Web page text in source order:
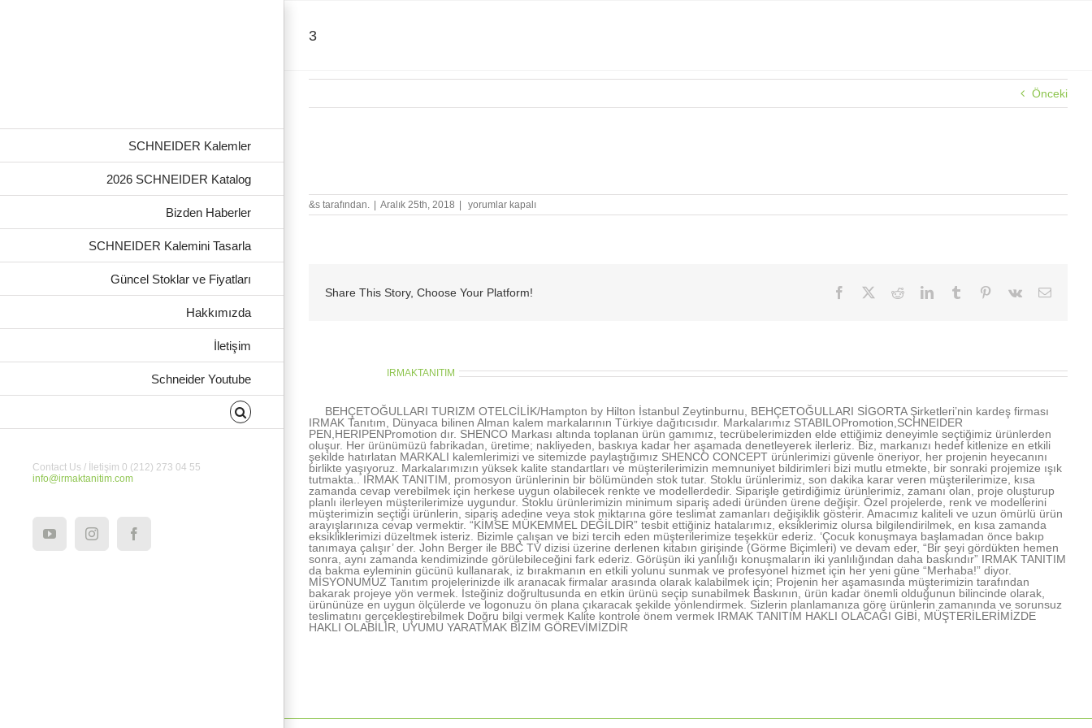
SCHNEIDER Kalemler
2026 SCHNEIDER Katalog
Bizden Haberler
SCHNEIDER Kalemini Tasarla
Güncel Stoklar ve Fiyatları
Hakkımızda
İletişim
Schneider Youtube
Contact Us / İletişim 0 (212) 273 04 55
info@irmaktanitim.com
YouTubeInstagramFacebook
3
Önceki
&s tarafından. Aralık 25th, 2018
3
için
yorumlar kapalı
Share This Story, Choose Your Platform! Facebook RedditLinkedInTumblr Pinterest
Vk
E-
IRMAKTANITIM
BEHÇETOĞULLARI TURIZM OTELCİLİK/Hampton by Hilton İstanbul Zeytinburnu, BEHÇETOĞULLARI SİGORTA Şirketleri’nin kardeş firması
IRMAK Tanıtım, Dünyaca bilinen Alman kalem markalarının Türkiye dağıtıcısıdır. Markalarımız STABILOPromotion,SCHNEIDER
PEN,HERIPENPromotion dır. SHENCO Markası altında toplanan ürün gamımız, tecrübelerimizden elde ettiğimiz deneyimle seçtiğimiz ürünlerden
oluşur. Her ürünümüzü fabrikadan, üretime; nakliyeden, baskıya kadar her aşamada denetleyerek ilerleriz. Biz, markanızı hedef kitlenize en etkili
şekilde hatırlatan MARKALI kalemlerimizi ve sitemizde paylaştığımız SHENCO CONCEPT ürünlerimizi güvenle öneriyor, her projenin heyecanını
birlikte yaşıyoruz. Markalarımızın yüksek kalite standartları ve müşterilerimizin memnuniyet bildirimleri bizi mutlu etmekte, bir sonraki projemize ışık
tutmakta.. IRMAK TANITIM, promosyon ürünlerinin bir bölümünden stok tutar. Stoklu ürünlerimiz, son dakika karar veren müşterilerimize, kısa
zamanda cevap verebilmek için herkese uygun olabilecek renkte ve modellerdedir. Siparişle getirdiğimiz ürünlerimiz, zamanı olan, proje oluşturup
planlı ilerleyen müşterilerimize uygundur. Stoklu ürünlerimizin minimum sipariş adedi üründen ürene değişir. Özel projelerde, renk ve modellerini
müşterimizin seçtiği ürünlerin, sipariş adedine veya stok miktarına göre teslimat zamanları değişiklik gösterir. Amacımız kaliteli ve uzun ömürlü ürün
arayışlarınıza cevap vermektir. “KİMSE MÜKEMMEL DEĞİLDİR” tesbit ettiğiniz hatalarımız, eksiklerimiz olursa bilgilendirilmek, en kısa zamanda
eksikliklerimizi düzeltmek isteriz. Bizimle çalışan ve bizi tercih eden müşterilerimize teşekkür ederiz. ‘Çocuk konuşmaya başlamadan önce bakıp
tanımaya çalışır’ der. John Berger ile BBC TV dizisi üzerine derlenen kitabın girişinde (Görme Biçimleri) ve devam eder, “Bir şeyi gördükten hemen
sonra, aynı zamanda kendimizinde görülebileceğini fark ederiz. Görüşün iki yanlılığı konuşmaların iki yanlılığından daha baskındır” IRMAK TANITIM
da bakma eyleminin gücünü kullanarak, iz bırakmanın en etkili yolunu sunmak ve profesyonel hizmet için her yeni güne “Merhaba!” diyor.
MİSYONUMUZ Tanıtım projelerinizde ilk aranacak firmalar arasında olarak kalabilmek için; Projenin her aşamasında müşterimizin tarafından
bakarak projeye yön vermek. İsteğiniz doğrultusunda en etkin ürünü seçip sunabilmek Baskının, ürün kadar önemli olduğunun bilincinde olarak,
ürününüze en uygun ölçülerde ve logonuzu ön plana çıkaracak şekilde yönlendirmek. Sizlerin planlamanıza göre ürünlerin zamanında ve sorunsuz
teslimatını gerçekleştirebilmek Doğru bilgi vermek Kalite kontrole önem vermek IRMAK TANITIM HAKLI OLACAĞI GİBİ, MÜŞTERİLERİMİZDE
HAKLI OLABİLİR, UYUMU YARATMAK BİZİM GÖREVİMİZDİR